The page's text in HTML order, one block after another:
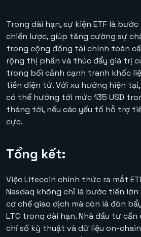
Trong dài hạn, sự kiện ETF là
chiến lược, giúp tăng cường sự
trong cộng đồng tài chính toàn
rộng thị phần và thúc đẩy giá trị
trong bối cảnh cạnh tranh khốc
tiền điện tử. Với xu hướng hiện
có thể hướng tới mức 135 USD
tháng tới, nếu các yếu tố hỗ trợ
cực.
Tổng kết:
Việc Litecoin chính thức ra mắt
Nasdaq không chỉ là bước tiến
cơ chế giao dịch mà còn là đòn
LTC trong dài hạn. Nhà đầu tư
chỉ số kỹ thuật và dữ liệu on-